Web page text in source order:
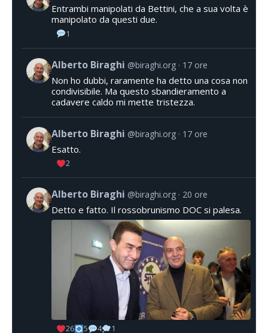
Entrambi manipolati da Bettini, che a sua volta è
manipolato da questi due.
1
Alberto Biraghi @biraghi.org 17 ore
Non ho dubbi, raramente ha detto una cosa non
condivisibile. Ma questo sbandieramento a
cadavere caldo mi mette tristezza.
Alberto Biraghi @biraghi.org 17 ore
Esatto.
2
Alberto Biraghi @biraghi.org 20 ore
Detto e fatto. Il rossobrunismo DOC si palesa.
26 5 4 1